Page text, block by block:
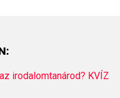
irodalomtanárod? KVÍZ